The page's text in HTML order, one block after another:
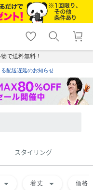
shopping_cart lock_outline
ログイン
で送料無料！
配送遅延のお知らせ
スタイリング
arrow_drop_down 着丈 arrow_drop_down 価格